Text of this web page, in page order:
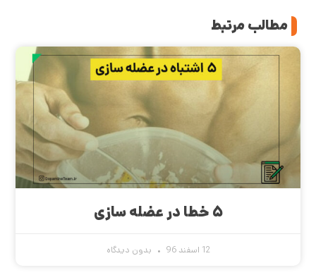
مطالب مرتبط
۵ خطا در عضله سازی
12 اسفند 96 بدون دیدگاه